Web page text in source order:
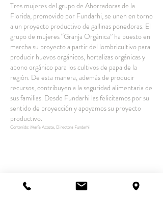
Tres mujeres del grupo de Ahorradoras de la
Florida, promovido por Fundarhi, se unen en torno
a un proyecto productivo de gallinas ponedoras. El
grupo de mujeres “Granja Orgánica” ha puesto en
marcha su proyecto a partir del lombricultivo para
producir huevos orgánicos, hortalizas orgánicas y
abono orgánico para los cultivos de papa de la
región. De esta manera, además de producir
recursos, contribuyen a la seguridad alimentaria de
sus familias. Desde Fundarhi las felicitamos por su
sentido de proyección y apoyamos su proyecto
productivo.
Contenido: María Acosta, Directora Fundarhi